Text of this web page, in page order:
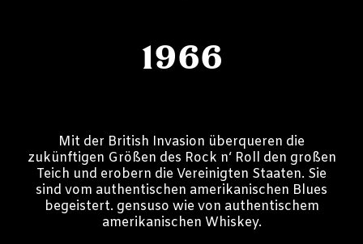
1966
Mit der British Invasion überqueren die
zukünftigen Größen des Rock n‘ Roll den großen
Teich und erobern die Vereinigten Staaten. Sie
sind vom authentischen amerikanischen Blues
begeistert. gensuso wie von authentischem
amerikanischen Whiskey.